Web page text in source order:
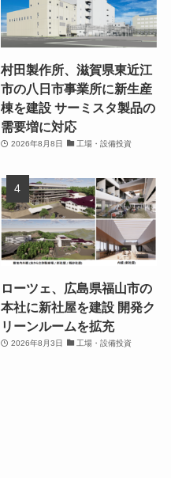
村田製作所、滋賀県東近江
市の八日市事業所に新生産
棟を建設 サーミスタ製品の
需要増に対応
2026年8月8日 工場・設備投資
ローツェ、広島県福山市の
本社に新社屋を建設 開発ク
リーンルームを拡充
2026年8月3日 工場・設備投資